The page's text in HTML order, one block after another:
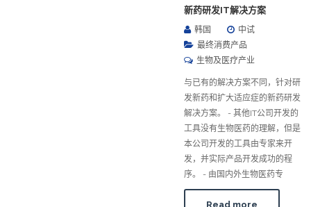
新药研发IT解决方案
韩国
中试
最终消费产品
生物及医疗产业
与已有的解决方案不同，针对研
发新药和扩大适应症的新药研发
解决方案。 - 其他IT公司开发的
工具没有生物医药的理解，但是
本公司开发的工具由专家来开
发，并实际产品开发成功的程
序。 - 由国内外生物医药专
Read more